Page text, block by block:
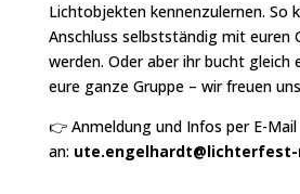
Lichtobjekten kennenzulernen. So
Anschluss selbstständig mit euren
werden. Oder aber ihr bucht gleich
eure ganze Gruppe – wir freuen
👉 Anmeldung und Infos per E-
an: ute.engelhardt@lichterfest-